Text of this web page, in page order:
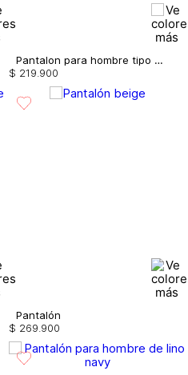
Pantalon para hombre tipo chino regular fit
$ 219 900
Pantalón
$ 269 900